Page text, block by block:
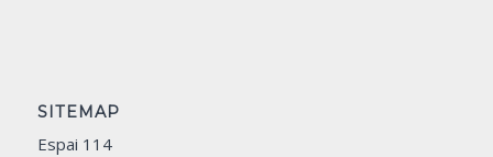
SITEMAP
Espai 114